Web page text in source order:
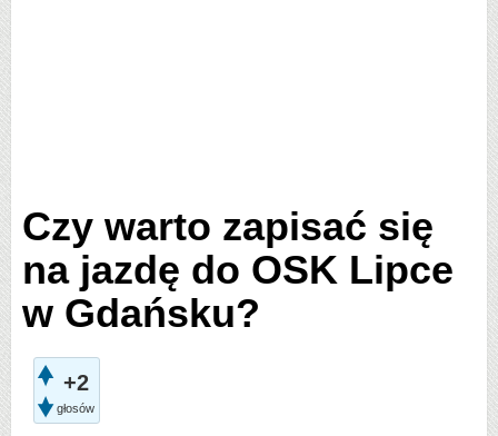
Czy warto zapisać się
na jazdę do OSK Lipce
w Gdańsku?
+2
głosów